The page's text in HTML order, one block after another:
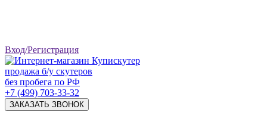
Вход/Регистрация
продажа б/у скутеров
без пробега по РФ
+7 (499) 703-33-32
ЗАКАЗАТЬ ЗВОНОК